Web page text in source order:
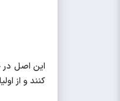
این اصل در
کنند و از